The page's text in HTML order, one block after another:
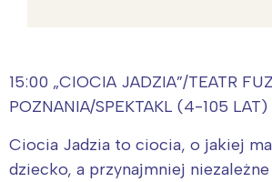
15:00 „CIOCIA JADZIA”/TEATR
POZNANIA/SPEKTAKL (4-105 LAT)
Ciocia Jadzia to ciocia, o jakiej
dziecko, a przynajmniej